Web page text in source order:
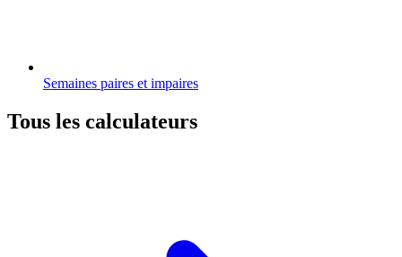
Semaines paires et impaires
Tous les calculateurs